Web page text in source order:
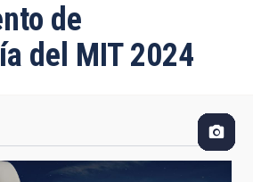
de
del MIT 2024